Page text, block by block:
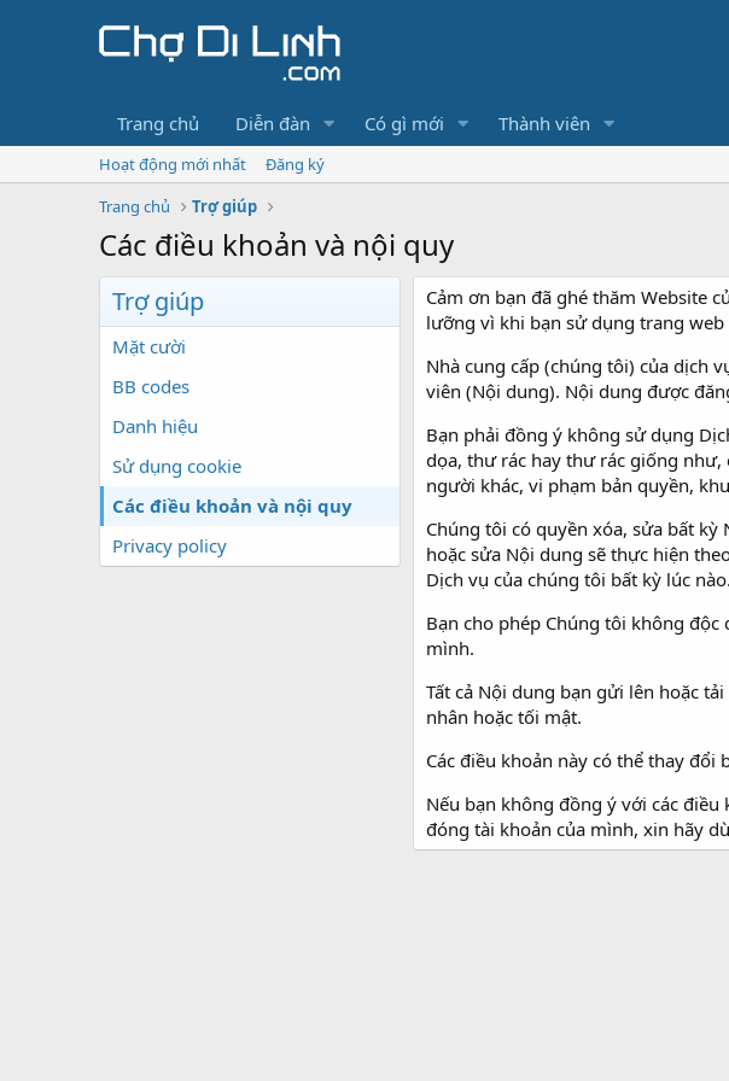
Trang chủ Diễn đàn Có gì mới Thành viên
Hoạt động mới nhất
Đăng ký
Trang chủ
Trợ giúp
Các điều khoản và nội quy
Trợ giúp
Mặt cười
BB codes
Danh hiệu
Sử dụng cookie
Các điều khoản và nội quy
Privacy policy
Cảm ơn bạn đã ghé thăm Website
lưỡng vì khi bạn sử dụng trang
Nhà cung cấp (chúng tôi) của dịch
viên (Nội dung). Nội dung được
Bạn phải đồng ý không sử dụng
dọa, thư rác hay thư rác giống
người khác, vi phạm bản quyền,
Chúng tôi có quyền xóa, sửa bất
hoặc sửa Nội dung sẽ thực hiện
Dịch vụ của chúng tôi bất kỳ lúc nào.
Bạn cho phép Chúng tôi không
mình.
Tất cả Nội dung bạn gửi lên hoặc
nhân hoặc tối mật.
Các điều khoản này có thể thay
Nếu bạn không đồng ý với các
đóng tài khoản của mình, xin hãy